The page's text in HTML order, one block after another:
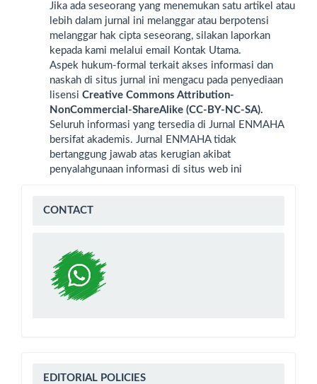
Jika ada seseorang yang menemukan satu artikel atau
lebih dalam jurnal ini melanggar atau berpotensi
melanggar hak cipta seseorang, silakan laporkan
kepada kami melalui email Kontak Utama.
Aspek hukum-formal terkait akses informasi dan
naskah di situs jurnal ini mengacu pada penyediaan
lisensi Creative Commons Attribution-
NonCommercial-ShareAlike (CC-BY-NC-SA).
Seluruh informasi yang tersedia di Jurnal ENMAHA
bersifat akademis. Jurnal ENMAHA tidak
bertanggung jawab atas kerugian akibat
penyalahgunaan informasi di situs web ini
WA
CONTACT
Editorial
EDITORIAL POLICIES